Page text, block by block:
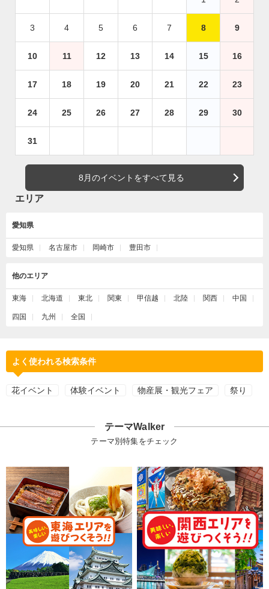
3 4 5 6 7 8 9
10 11 12 13 14 15 16
17 18 19 20 21 22 23
24 25 26 27 28 29 30
31
8月のイベントをすべて見る
エリア
愛知県
愛知県 名古屋市 岡崎市 豊田市
他のエリア
東海 北海道 東北 関東 甲信越 北陸 関西 中国
四国 九州 全国
よく使われる検索条件
花イベント 体験イベント 物産展・観光フェア 祭り
テーマWalker
テーマ別特集をチェック